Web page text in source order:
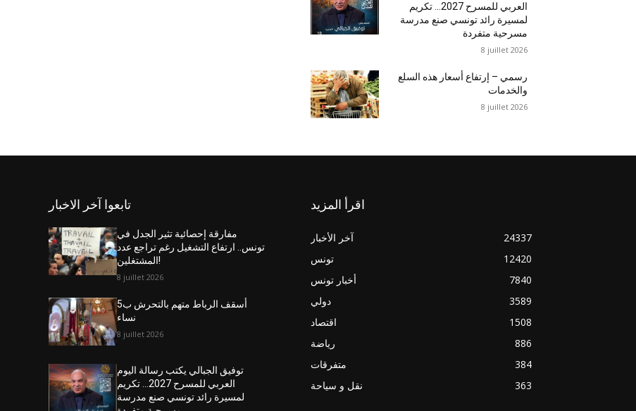
العربي للمسرح 2027… تكريم
لمسيرة رائد تونسي صنع مدرسة
مسرحية متفردة
8 juillet 2026
رسمي – إرتفاع أسعار هذه السلع
والخدمات
8 juillet 2026
تابعوا آخر الاخبار
مفارقة إحصائية تثير الجدل في
تونس.. ارتفاع التشغيل رغم تراجع عدد
المشتغلين!
8 juillet 2026
أسقف الرباط متهم بالتحرش ب5
نساء
8 juillet 2026
توفيق الجبالي يكتب رسالة اليوم
العربي للمسرح 2027… تكريم
لمسيرة رائد تونسي صنع مدرسة
اقرأ المزيد
آخر الأخبار
24337
تونس
12420
أخبار تونس
7840
دولي
3589
اقتصاد
1508
رياضة
886
متفرقات
384
نقل و سياحة
363